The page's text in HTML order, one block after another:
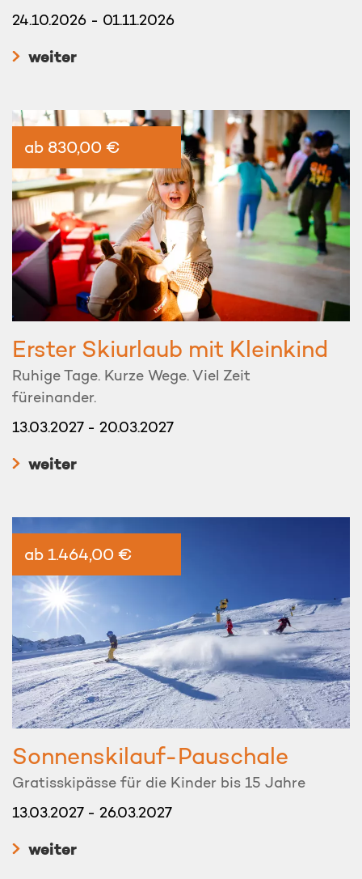
24.10.2026 - 01.11.2026
weiter
ab 830,00 €
Erster Skiurlaub mit Kleinkind
Ruhige Tage. Kurze Wege. Viel Zeit
füreinander.
13.03.2027 - 20.03.2027
weiter
ab 1.464,00 €
Sonnenskilauf-Pauschale
Gratisskipässe für die Kinder bis 15 Jahre
13.03.2027 - 26.03.2027
weiter